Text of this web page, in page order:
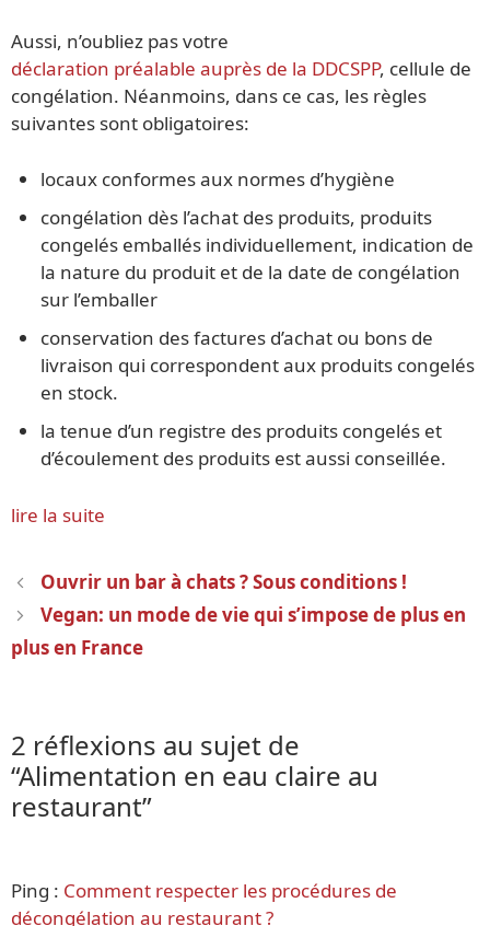
Aussi, n’oubliez pas votre
déclaration préalable auprès de la DDCSPP, cellule de
congélation. Néanmoins, dans ce cas, les règles
suivantes sont obligatoires:
locaux conformes aux normes d’hygiène
congélation dès l’achat des produits, produits
congelés emballés individuellement, indication de
la nature du produit et de la date de congélation
sur l’emballer
conservation des factures d’achat ou bons de
livraison qui correspondent aux produits congelés
en stock.
la tenue d’un registre des produits congelés et
d’écoulement des produits est aussi conseillée.
lire la suite
Navigation
des
articles
Ouvrir un bar à chats ? Sous conditions !
Vegan: un mode de vie qui s’impose de plus en
plus en France
2 réflexions au sujet de
“Alimentation en eau claire au
restaurant”
Ping : Comment respecter les procédures de
décongélation au restaurant ?